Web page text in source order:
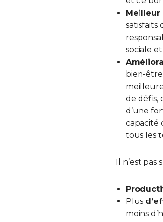
Meilleur
satisfaits
sociale
bien-
de défis,
d’une
capacité
tous les
Il n’est
Plus
moins